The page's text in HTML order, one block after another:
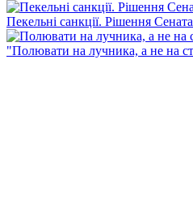
Пекельні санкції. Рішення
"Полювати на лучника, а не на